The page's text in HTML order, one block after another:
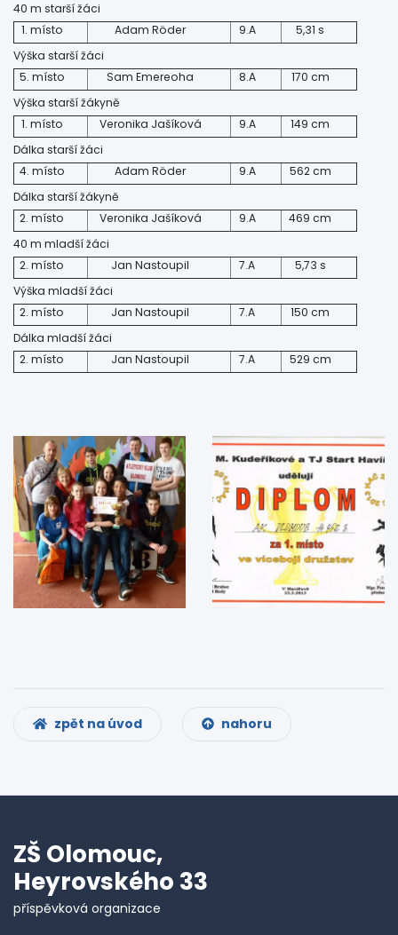
40 m starší žáci
1. místo
Adam Röder 9.A
5,31 s
Výška starší žáci
5. místo
Sam Emereoha 8.A
170 cm
Výška starší žákyně
1. místo
Veronika Jašíková 9.A
149 cm
Dálka starší žáci
4. místo
Adam Röder 9.A
562 cm
Dálka starší žákyně
2. místo
Veronika Jašíková 9.A
469 cm
40 m mladší žáci
2. místo
Jan Nastoupil 7.A
5,73 s
Výška mladší žáci
2. místo
Jan Nastoupil 7.A
150 cm
Dálka mladší žáci
2. místo
Jan Nastoupil 7.A 529 cm
zpět na úvod nahoru
ZŠ Olomouc,
Heyrovského 33
příspěvková organizace